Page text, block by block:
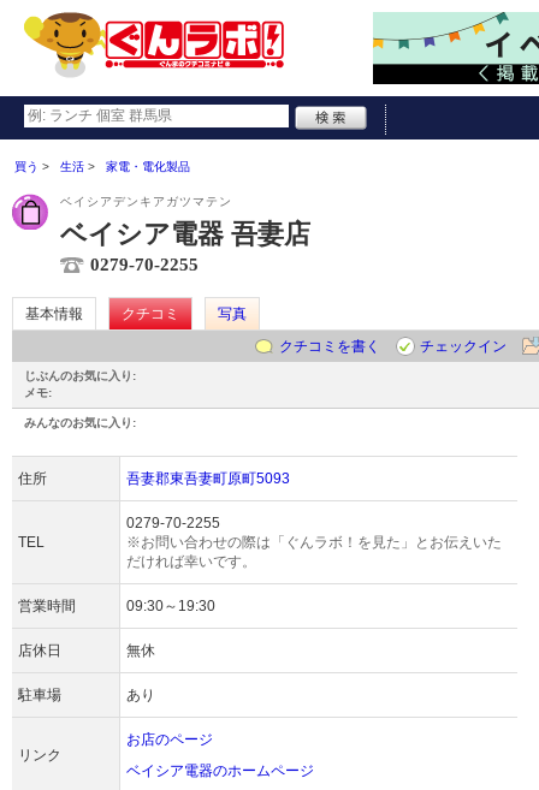
買う 生活 家電・電化製品
ベイシアデンキアガツマテン
ベイシア電器 吾妻店
0279-70-2255
基本情報 クチコミ
写真
クチコミを書く
チェックイン
じぶんのお気に入り:
メモ:
みんなのお気に入り:
住所 吾妻郡東吾妻町原町5093
TEL
0279-70-2255
※お問い合わせの際は「ぐんラボ！を見た」とお伝えいた
だければ幸いです。
営業時間 09:30～19:30
店休日 無休
駐車場 あり
リンク
お店のページ
ベイシア電器のホームページ